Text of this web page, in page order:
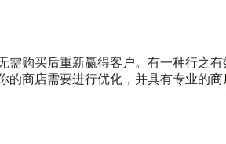
购买后重新赢得客户。有一种行之
的商店需要进行优化，并具有专业的商